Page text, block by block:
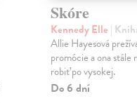
Skóre
Kennedy Elle |
Allie Hayesová
promócie a ona stále
robiť po vysokej.
Do 6 dní